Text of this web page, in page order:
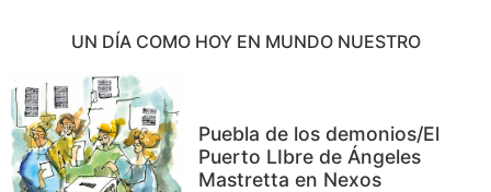
UN DÍA COMO HOY EN MUNDO NUESTRO
Puebla de los demonios/El
Puerto LIbre de Ángeles
Mastretta en Nexos